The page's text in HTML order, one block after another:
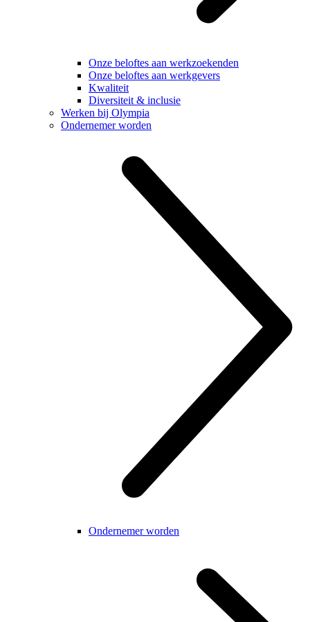
Onze beloftes aan werkzoekenden
Onze beloftes aan werkgevers
Kwaliteit
Diversiteit & inclusie
Werken bij Olympia
Ondernemer worden
Ondernemer worden